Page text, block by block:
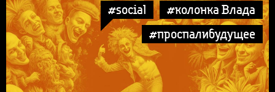
#social
#колонка Влада
#проспалибудущее